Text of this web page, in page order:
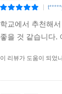
학교에서 추천해
좋을 것 같습니다.
이 리뷰가 도움이 되었